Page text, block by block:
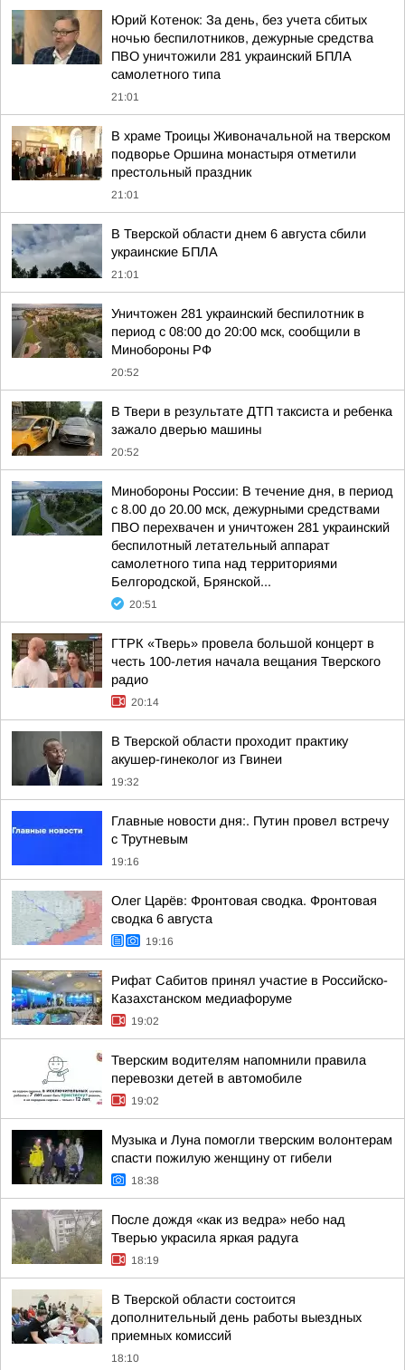
Юрий Котенок: За день, без учета сбитых
ночью беспилотников, дежурные средства
ПВО уничтожили 281 украинский БПЛА
самолетного типа
21:01
В храме Троицы Живоначальной на тверском
подворье Оршина монастыря отметили
престольный праздник
21:01
В Тверской области днем 6 августа сбили
украинские БПЛА
21:01
Уничтожен 281 украинский беспилотник в
период с 08:00 до 20:00 мск, сообщили в
Минобороны РФ
20:52
В Твери в результате ДТП таксиста и ребенка
зажало дверью машины
20:52
Минобороны России: В течение дня, в период
с 8.00 до 20.00 мск, дежурными средствами
ПВО перехвачен и уничтожен 281 украинский
беспилотный летательный аппарат
самолетного типа над территориями
Белгородской, Брянской...
20:51
ГТРК «Тверь» провела большой концерт в
честь 100-летия начала вещания Тверского
радио
20:14
В Тверской области проходит практику
акушер-гинеколог из Гвинеи
19:32
Главные новости дня:. Путин провел встречу
с Трутневым
19:16
Олег Царёв: Фронтовая сводка. Фронтовая
сводка 6 августа
19:16
Рифат Сабитов принял участие в Российско-
Казахстанском медиафоруме
19:02
Тверским водителям напомнили правила
перевозки детей в автомобиле
19:02
Музыка и Луна помогли тверским волонтерам
спасти пожилую женщину от гибели
18:38
После дождя «как из ведра» небо над
Тверью украсила яркая радуга
18:19
В Тверской области состоится
дополнительный день работы выездных
приемных комиссий
18:10